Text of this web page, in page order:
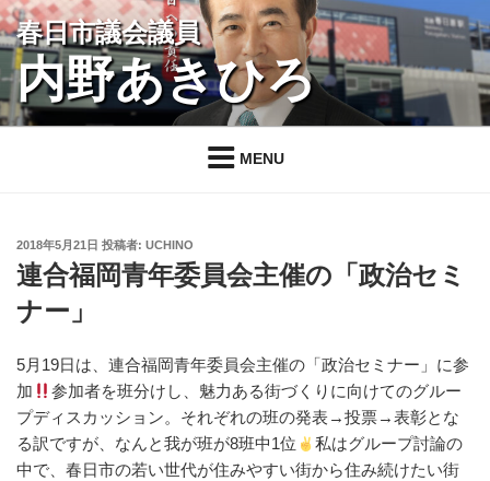
コ
ン
ツ
春日市議会議員
内野あきひろ
MENU
投
稿
日:
2018年5月21日 投稿者: UCHINO
連合福岡青年委員会主催の「政治セミ
ナー」
5月19日は、連合福岡青年委員会主催の「政治セミナー」に参
加
参加者を班分けし、魅力ある街づくりに向けてのグルー
プディスカッション。それぞれの班の発表→投票→表彰とな
る訳ですが、なんと我が班が8班中1位
私はグループ討論の
中で、春日市の若い世代が住みやすい街から住み続けたい街